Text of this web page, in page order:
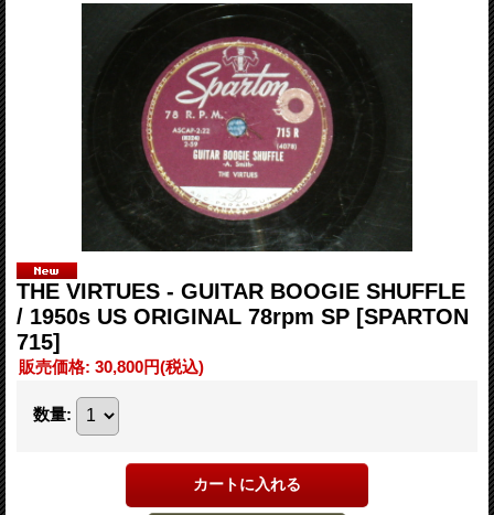
THE VIRTUES - GUITAR BOOGIE SHUFFLE
/ 1950s US ORIGINAL 78rpm SP [SPARTON
715]
販売価格: 30,800円(税込)
数量: